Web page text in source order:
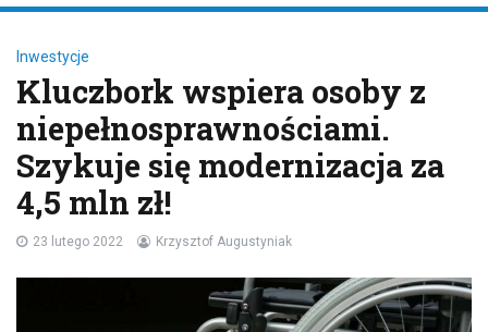
Inwestycje
Kluczbork wspiera osoby z
niepełnosprawnościami.
Szykuje się modernizacja za
4,5 mln zł!
23 lutego 2022 Krzysztof Augustyniak